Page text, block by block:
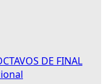
DE FINAL